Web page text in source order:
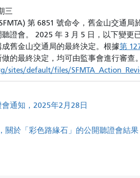
三
第 6851 號命令，舊金山交通
證會。 2025 年 3 月 5 日，以下變更
舊金山交通局的最終決定。根據第
的最終決定，均可由監事會進行審查
sites/default/files/
通知，2025年2月28日
關於「彩色路緣石」的公開聽證會結果